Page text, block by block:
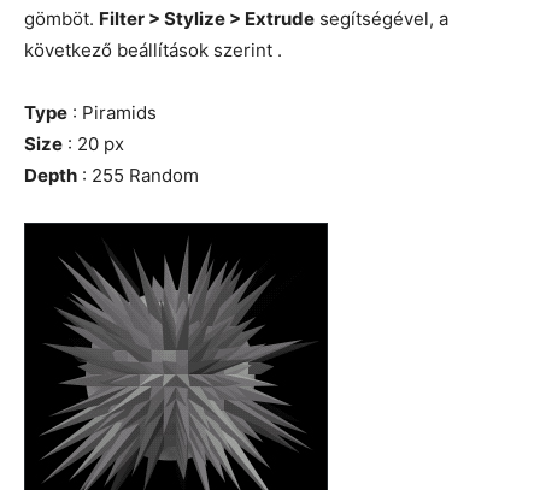
gömböt. Filter > Stylize > Extrude segítségével, a
következő beállítások szerint .
Type : Piramids
Size : 20 px
Depth : 255 Random